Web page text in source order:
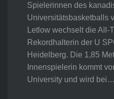
Spielerinnen des
Universitätsbasketballs
Letlow wechselt die All-
Rekordhalterin der U
Heidelberg. Die 1,85
Innenspielerin kommt
University und wird bei…